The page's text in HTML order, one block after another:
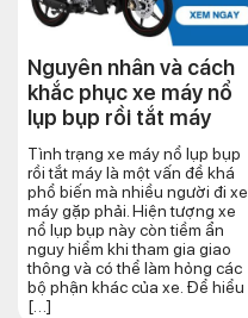
Nguyên nhân và cách
khắc phục xe máy nổ
lụp bụp rồi tắt máy
Tình trạng xe máy nổ lụp bụp
rồi tắt máy là một vấn đề khá
phổ biến mà nhiều người đi xe
máy gặp phải. Hiện tượng xe
nổ lụp bụp này còn tiềm ẩn
nguy hiểm khi tham gia giao
thông và có thể làm hỏng các
bộ phận khác của xe. Để hiểu
[…]